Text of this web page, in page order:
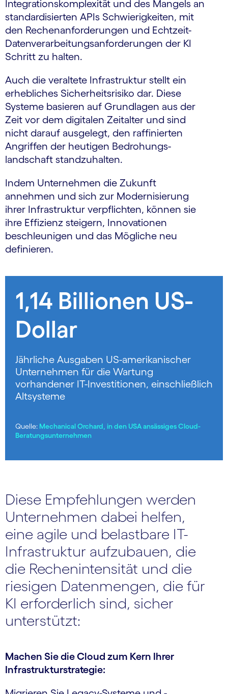
Integrationskomplexität und des Mangels an
standardisierten APIs Schwierigkeiten, mit
den Rechenanforderungen und Echtzeit-
Daten­verarbeitungs­anforderungen der KI
Schritt zu halten.
Auch die veraltete Infrastruktur stellt ein
erhebliches Sicherheitsrisiko dar. Diese
Systeme basieren auf Grundlagen aus der
Zeit vor dem digitalen Zeitalter und sind
nicht darauf ausgelegt, den raffinierten
Angriffen der heutigen Bedrohungs­
landschaft standzuhalten.
Indem Unternehmen die Zukunft
annehmen und sich zur Modernisierung
ihrer Infrastruktur verpflichten, können sie
ihre Effizienz steigern, Innovationen
beschleunigen und das Mögliche neu
definieren.
1,14 Billionen US-
Dollar
Jährliche Ausgaben US-amerikanischer
Unternehmen für die Wartung
vorhandener IT-Investitionen, einschließlich
Altsysteme
Quelle: Mechanical Orchard, in den USA ansässiges Cloud-
Beratungsunternehmen
Diese Empfehlungen werden
Unternehmen dabei helfen,
eine agile und belastbare IT-
Infrastruktur aufzubauen, die
die Rechenintensität und die
riesigen Datenmengen, die für
KI erforderlich sind, sicher
unterstützt:
Machen Sie die Cloud zum Kern Ihrer
Infrastruktur­strategie: